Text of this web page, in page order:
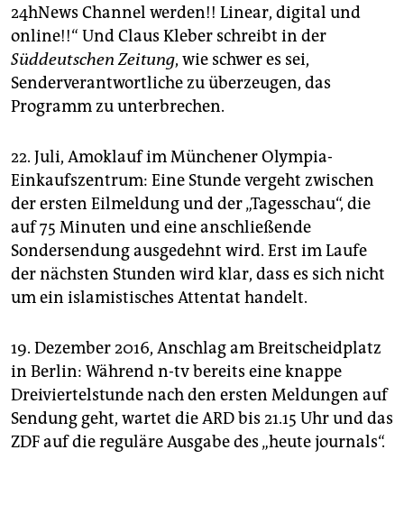
24hNews Channel werden!! Linear, digital und
online!!“ Und Claus Kleber schreibt in der
Süddeutschen Zeitung, wie schwer es sei,
Senderverantwortliche zu überzeugen, das
Programm zu unterbrechen.
22. Juli, Amoklauf im Münchener Olympia-
Einkaufszentrum: Eine Stunde vergeht zwischen
der ersten Eilmeldung und der „Tagesschau“, die
auf 75 Minuten und eine anschließende
Sondersendung ausgedehnt wird. Erst im Laufe
der nächsten Stunden wird klar, dass es sich nicht
um ein islamistisches Attentat handelt.
19. Dezember 2016, Anschlag am Breitscheidplatz
in Berlin: Während n-tv bereits eine knappe
Dreiviertelstunde nach den ersten Meldungen auf
Sendung geht, wartet die ARD bis 21.15 Uhr und das
ZDF auf die reguläre Ausgabe des „heute journals“.